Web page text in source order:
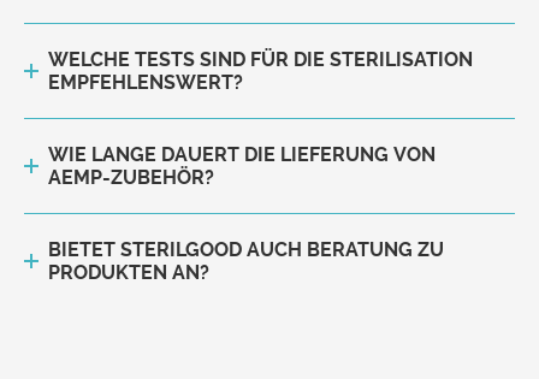
WELCHE TESTS SIND FÜR DIE STERILISATION
EMPFEHLENSWERT?
WIE LANGE DAUERT DIE LIEFERUNG VON
AEMP-ZUBEHÖR?
BIETET STERILGOOD AUCH BERATUNG ZU
PRODUKTEN AN?